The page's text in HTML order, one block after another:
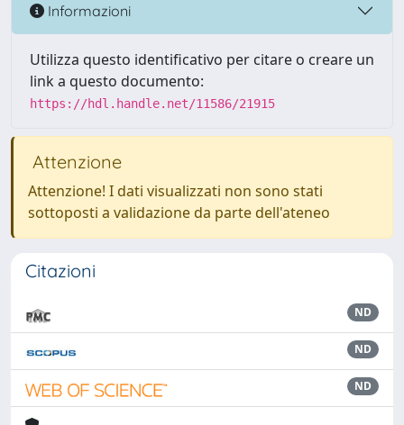
Informazioni
Utilizza questo identificativo per citare o creare un
link a questo documento:
https://hdl.handle.net/11586/21915
Attenzione
Attenzione! I dati visualizzati non sono stati
sottoposti a validazione da parte dell'ateneo
Citazioni
ND
ND
ND